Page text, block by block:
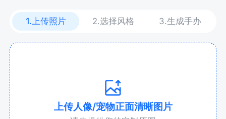
1.上传照片 2.选择风格 3.生成手办
上传人像/宠物正面清晰图片